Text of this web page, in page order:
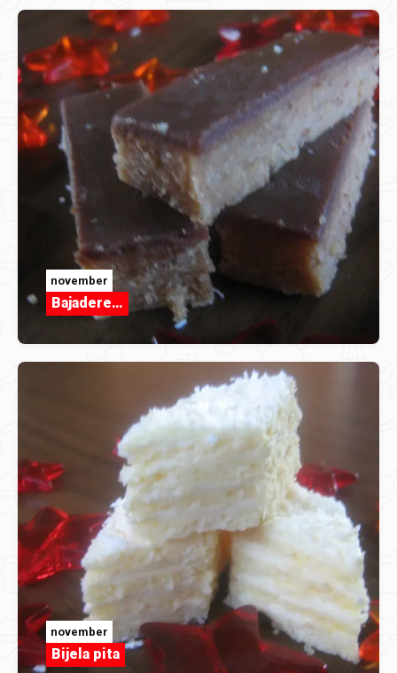
november
Bajadere…
november
Bijela pita